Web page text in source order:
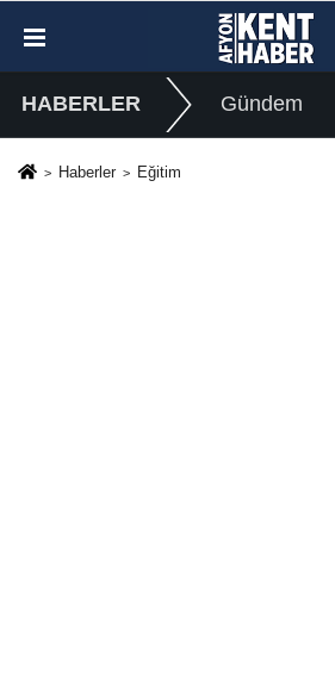
HABERLER Gündem
Haberler Eğitim